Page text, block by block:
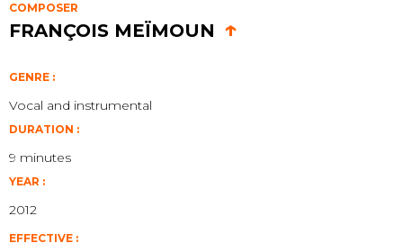
COMPOSER
FRANÇOIS MEÏMOUN ↑
GENRE :
Vocal and instrumental
DURATION :
9 minutes
YEAR :
2012
EFFECTIVE :